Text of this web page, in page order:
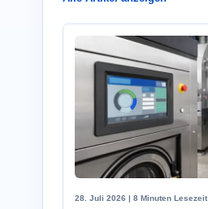
28. Juli 2026 | 8 Minuten Lesezeit